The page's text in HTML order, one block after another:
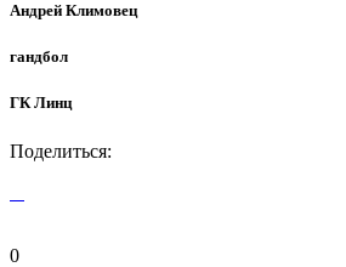
Андрей Климовец
гандбол
ГК Линц
Поделиться:
0